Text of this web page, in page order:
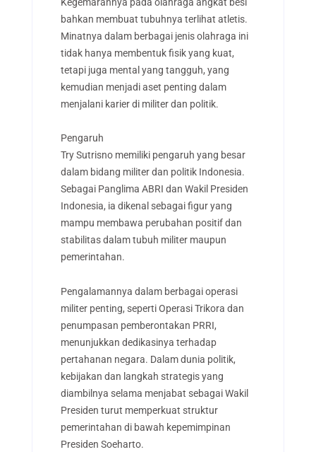
bahkan membuat tubuhnya terlihat atletis.
Minatnya dalam berbagai jenis olahraga ini
tidak hanya membentuk fisik yang kuat,
tetapi juga mental yang tangguh, yang
kemudian menjadi aset penting dalam
menjalani karier di militer dan politik.
Pengaruh
Try Sutrisno memiliki pengaruh yang besar
dalam bidang militer dan politik Indonesia.
Sebagai Panglima ABRI dan Wakil Presiden
Indonesia, ia dikenal sebagai figur yang
mampu membawa perubahan positif dan
stabilitas dalam tubuh militer maupun
pemerintahan.
Pengalamannya dalam berbagai operasi
militer penting, seperti Operasi Trikora dan
penumpasan pemberontakan PRRI,
menunjukkan dedikasinya terhadap
pertahanan negara. Dalam dunia politik,
kebijakan dan langkah strategis yang
diambilnya selama menjabat sebagai Wakil
Presiden turut memperkuat struktur
pemerintahan di bawah kepemimpinan
Presiden Soeharto.